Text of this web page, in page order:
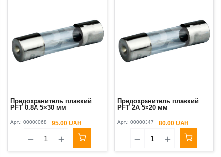
Предохранитель плавкий
PFT 0.8A 5×30 мм
Арт.: 00000068 95.00 UAH
Предохранитель плавкий
PFT 2A 5×20 мм
Арт.: 00000347 80.00 UAH